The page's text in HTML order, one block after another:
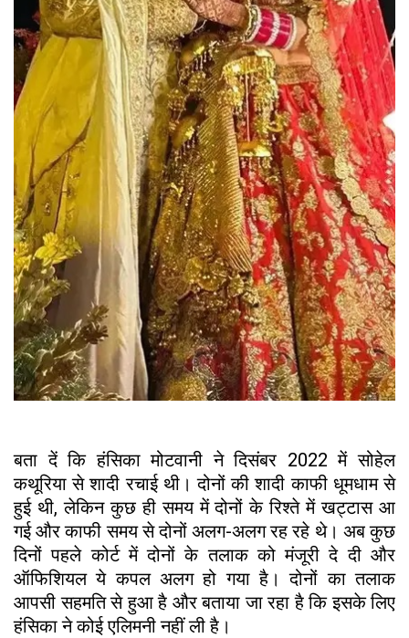
बता दें कि हंसिका मोटवानी ने दिसंबर 2022 में सोहेल
कथूरिया से शादी रचाई थी। दोनों की शादी काफी धूमधाम से
हुई थी, लेकिन कुछ ही समय में दोनों के रिश्ते में खट्टास आ
गई और काफी समय से दोनों अलग-अलग रह रहे थे। अब कुछ
दिनों पहले कोर्ट में दोनों के तलाक को मंजूरी दे दी और
ऑफिशियल ये कपल अलग हो गया है। दोनों का तलाक
आपसी सहमति से हुआ है और बताया जा रहा है कि इसके लिए
हंसिका ने कोई एलिमनी नहीं ली है।